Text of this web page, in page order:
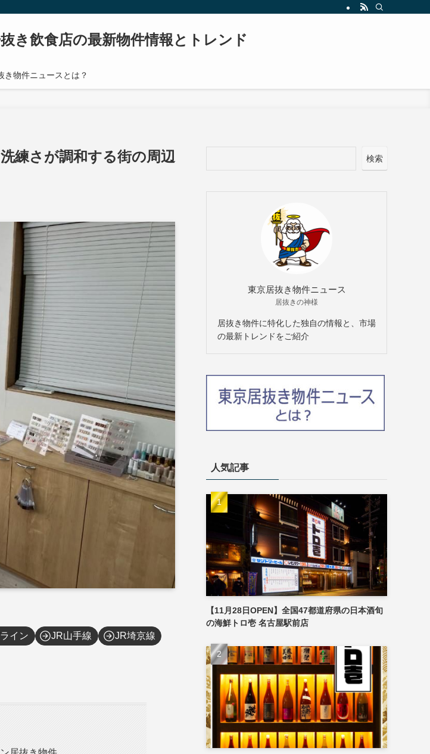
き飲食店の最新物件情報とトレンド
き物件ニュースとは？
練さが調和する街の周辺
イン JR山手線
JR埼京線
検索
東京居抜き物件ニュース
居抜きの神様
居抜き物件に特化した独自の情報と、市場
の最新トレンドをご紹介
人気記事
【11月28日OPEN】全国47都道府県の日本酒旬
の海鮮トロ壱 名古屋駅前店